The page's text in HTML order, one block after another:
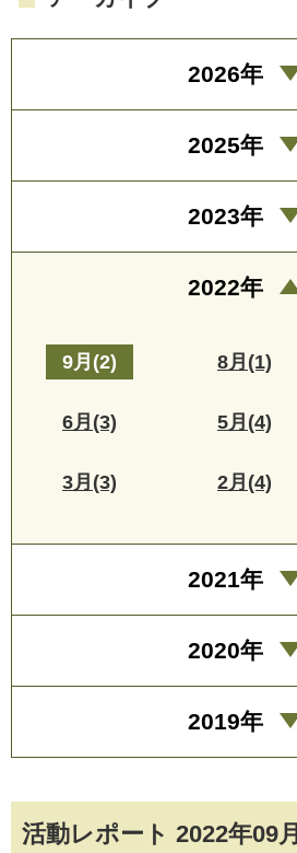
活動レポート 2022年09月
2026年
2025年
2023年
2022年
9月(2) 8月(1)
6月(3) 5月(4)
3月(3) 2月(4)
2021年
2020年
2019年